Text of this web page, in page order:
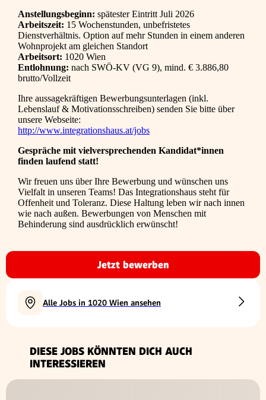
Anstellungsbeginn: spätester Eintritt Juli 2026
Arbeitszeit: 15 Wochenstunden, unbefristetes
Dienstverhältnis. Option auf mehr Stunden in einem anderen
Wohnprojekt am gleichen Standort
Arbeitsort: 1020 Wien
Entlohnung: nach SWÖ-KV (VG 9), mind. € 3.886,80
brutto/Vollzeit
Ihre aussagekräftigen Bewerbungsunterlagen (inkl.
Lebenslauf & Motivationsschreiben) senden Sie bitte über
unsere Webseite:
http://www.integrationshaus.at/jobs
Gespräche mit vielversprechenden Kandidat*innen
finden laufend statt!
Wir freuen uns über Ihre Bewerbung und wünschen uns
Vielfalt in unseren Teams! Das Integrationshaus steht für
Offenheit und Toleranz. Diese Haltung leben wir nach innen
wie nach außen. Bewerbungen von Menschen mit
Behinderung sind ausdrücklich erwünscht!
Jetzt bewerben
Alle Jobs in 1020 Wien ansehen
DIESE JOBS KÖNNTEN DICH AUCH
INTERESSIEREN